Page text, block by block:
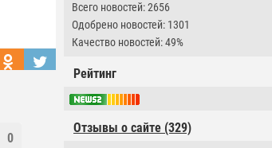
Всего новостей: 2656
Одобрено новостей: 1301
Качество новостей: 49%
Рейтинг
Отзывы о сайте (329)
0